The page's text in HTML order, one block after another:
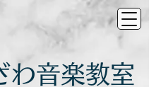
わ音楽教室